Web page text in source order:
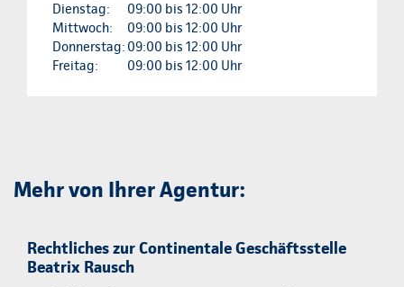
Dienstag:
09:00 bis 12:00 Uhr
Mittwoch:
09:00 bis 12:00 Uhr
Donnerstag: 09:00 bis 12:00 Uhr
Freitag:
09:00 bis 12:00 Uhr
Mehr von Ihrer Agentur:
Rechtliches zur Continentale Geschäftsstelle
Beatrix Rausch